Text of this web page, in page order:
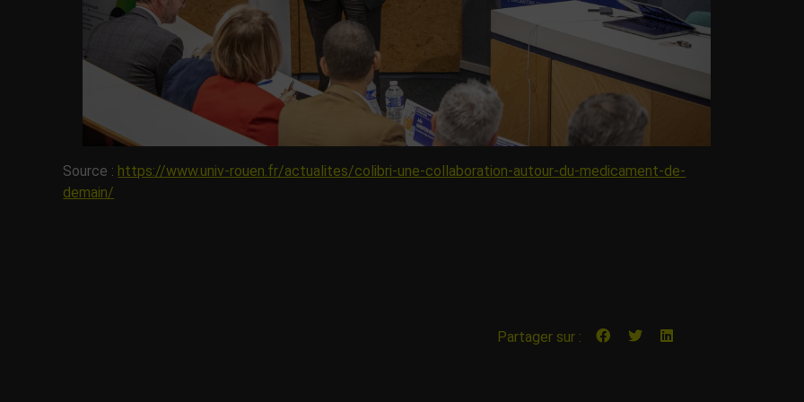
Source : https://www.univ-rouen.fr/actualites/colibri-une-collaboration-autour-du-medicament-de-
demain/
Partager sur :